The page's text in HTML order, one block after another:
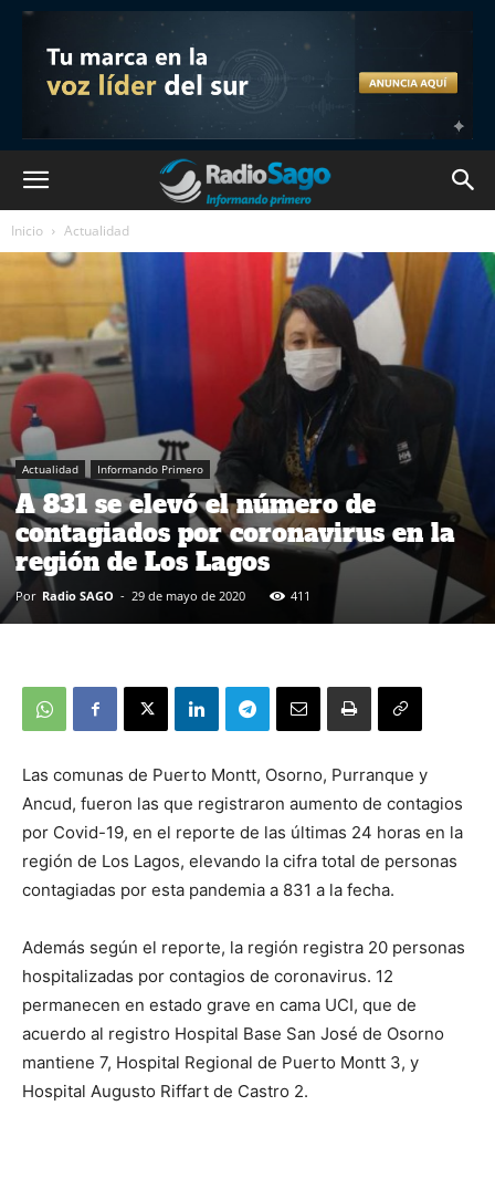
Inicio Actualidad
Actualidad Informando Primero
A 831 se elevó el número de
contagiados por coronavirus en la
región de Los Lagos
Por Radio SAGO - 29 de mayo de 2020 411
Las comunas de Puerto Montt, Osorno, Purranque y
Ancud, fueron las que registraron aumento de contagios
por Covid-19, en el reporte de las últimas 24 horas en la
región de Los Lagos, elevando la cifra total de personas
contagiadas por esta pandemia a 831 a la fecha.
Además según el reporte, la región registra 20 personas
hospitalizadas por contagios de coronavirus. 12
permanecen en estado grave en cama UCI, que de
acuerdo al registro Hospital Base San José de Osorno
mantiene 7, Hospital Regional de Puerto Montt 3, y
Hospital Augusto Riffart de Castro 2.